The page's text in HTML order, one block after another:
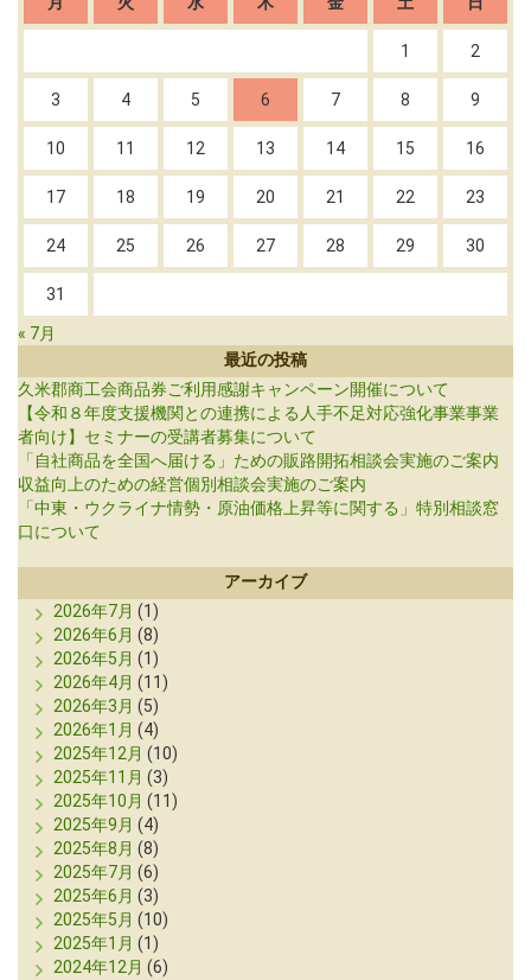
1 2
3 4 5 6 7 8 9
10 11 12 13 14 15 16
17 18 19 20 21 22 23
24 25 26 27 28 29 30
31
« 7月
最近の投稿
久米郡商工会商品券ご利用感謝キャンペーン開催について
【令和８年度支援機関との連携による人手不足対応強化事業事業
者向け】セミナーの受講者募集について
「自社商品を全国へ届ける」ための販路開拓相談会実施のご案内
収益向上のための経営個別相談会実施のご案内
「中東・ウクライナ情勢・原油価格上昇等に関する」特別相談窓
口について
アーカイブ
2026年7月 (1)
2026年6月 (8)
2026年5月 (1)
2026年4月 (11)
2026年3月 (5)
2026年1月 (4)
2025年12月 (10)
2025年11月 (3)
2025年10月 (11)
2025年9月 (4)
2025年8月 (8)
2025年7月 (6)
2025年6月 (3)
2025年5月 (10)
2025年1月 (1)
2024年12月 (6)